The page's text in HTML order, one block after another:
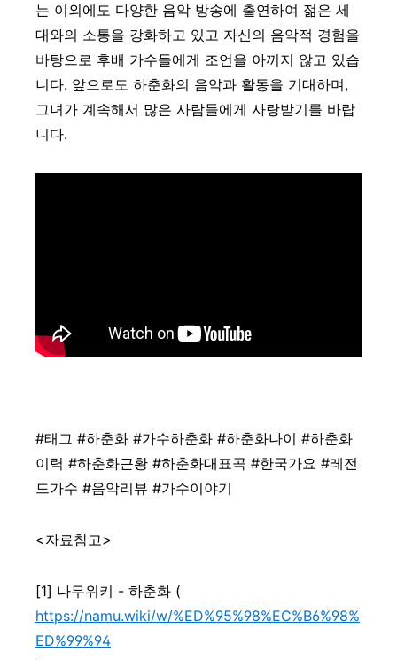
는 이외에도 다양한 음악 방송에 출연하여 젊은 세
대와의 소통을 강화하고 있고 자신의 음악적 경험을
바탕으로 후배 가수들에게 조언을 아끼지 않고 있습
니다. 앞으로도 하춘화의 음악과 활동을 기대하며,
그녀가 계속해서 많은 사람들에게 사랑받기를 바랍
니다.
#태그 #하춘화 #가수하춘화 #하춘화나이 #하춘화
이력 #하춘화근황 #하춘화대표곡 #한국가요 #레전
드가수 #음악리뷰 #가수이야기
<자료참고>
[1] 나무위키 - 하춘화 (
https://namu.wiki/w/%ED%95%98%EC%B6%98%
ED%99%94